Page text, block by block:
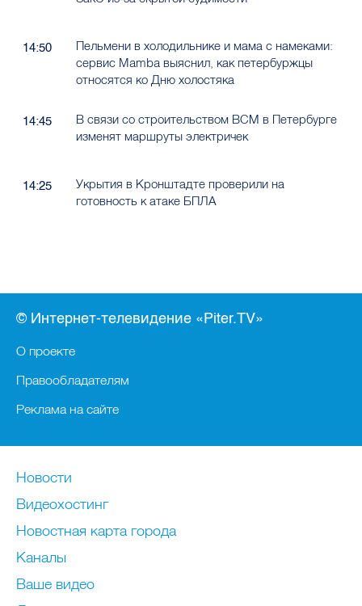
сервис Mamba выяснил, как петербуржцы
относятся ко Дню холостяка
изменят маршруты электричек
готовность к атаке БПЛА
© Интернет-телевидение «Piter.TV»
О проекте
Правообладателям
Реклама на сайте
Новости
Видеохостинг
Новостная карта города
Каналы
Ваше видео